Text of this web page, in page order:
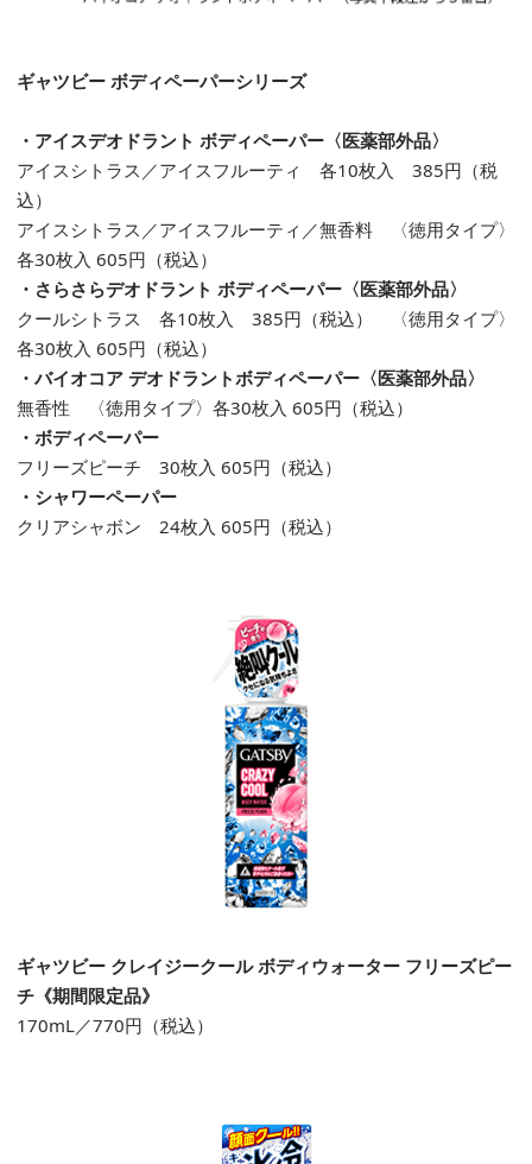
ギャツビー ボディペーパーシリーズ
・アイスデオドラント ボディペーパー〈医薬部外品〉
アイスシトラス／アイスフルーティ 各10枚入 385円（税
込）
アイスシトラス／アイスフルーティ／無香料 〈徳用タイプ〉
各30枚入 605円（税込）
・さらさらデオドラント ボディペーパー〈医薬部外品〉
クールシトラス 各10枚入 385円（税込） 〈徳用タイプ〉
各30枚入 605円（税込）
・バイオコア デオドラントボディペーパー〈医薬部外品〉
無香性 〈徳用タイプ〉各30枚入 605円（税込）
・ボディペーパー
フリーズピーチ 30枚入 605円（税込）
・シャワーペーパー
クリアシャボン 24枚入 605円（税込）
ギャツビー クレイジークール ボディウォーター フリーズピー
チ《期間限定品》
170mL／770円（税込）